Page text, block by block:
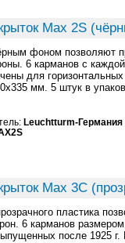
Max 2S
фоном позволяют
6 карманов с
для
мм. 5 штук в
Leuchtturm-Германия
Max 3C
пластика
6 карманов
после 1925